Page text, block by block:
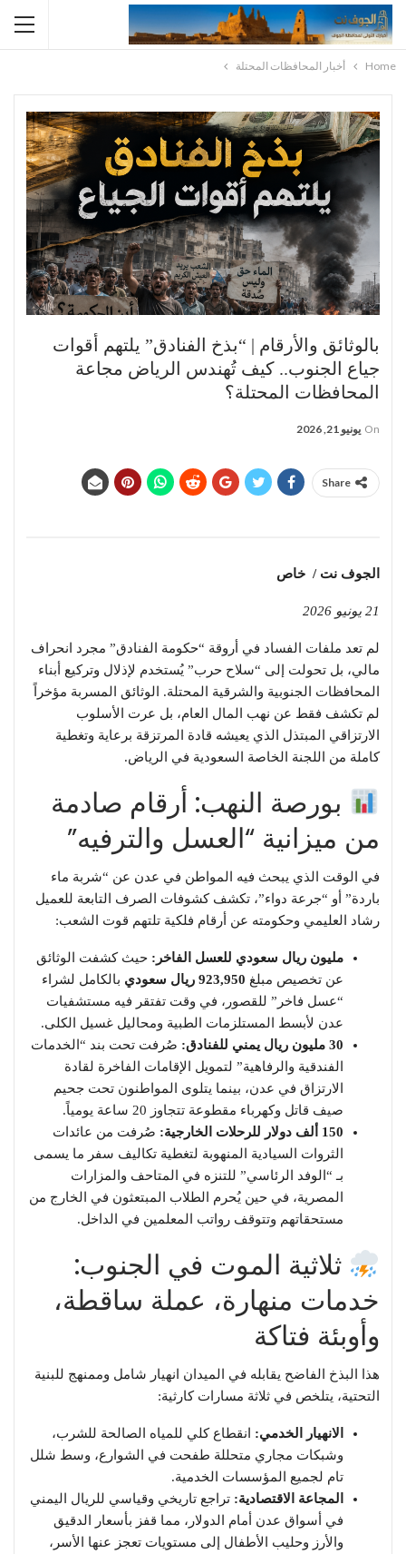
Home أخبار المحافظات المحتلة
بالوثائق والأرقام | “بذخ الفنادق” يلتهم أقوات
جياع الجنوب.. كيف تُهندس الرياض مجاعة
المحافظات المحتلة؟
On يونيو 21, 2026
Share
الجوف نت / خاص
21 يونيو 2026
​لم تعد ملفات الفساد في أروقة “حكومة الفنادق” مجرد انحراف
مالي، بل تحولت إلى “سلاح حرب” يُستخدم لإذلال وتركيع أبناء
المحافظات الجنوبية والشرقية المحتلة. الوثائق المسربة مؤخراً
لم تكشف فقط عن نهب المال العام، بل عرت الأسلوب
الارتزاقي المبتذل الذي يعيشه قادة المرتزقة برعاية وتغطية
كاملة من اللجنة الخاصة السعودية في الرياض.
بورصة النهب: أرقام صادمة
من ميزانية “العسل والترفيه”
​في الوقت الذي يبحث فيه المواطن في عدن عن “شربة ماء
باردة” أو “جرعة دواء”، تكشف كشوفات الصرف التابعة للعميل
رشاد العليمي وحكومته عن أرقام فلكية تلتهم قوت الشعب:
مليون ريال سعودي للعسل الفاخر: حيث كشفت الوثائق
عن تخصيص مبلغ 923,950 ريال سعودي
بالكامل لشراء
“عسل فاخر” للقصور، في وقت تفتقر فيه مستشفيات
عدن لأبسط المستلزمات الطبية ومحاليل غسيل الكلى.
30 مليون ريال يمني للفنادق:
صُرفت تحت بند “الخدمات
الفندقية والرفاهية” لتمويل الإقامات الفاخرة لقادة
الارتزاق في عدن، بينما يتلوى المواطنون تحت جحيم
صيف قاتل وكهرباء مقطوعة تتجاوز 20 ساعة يومياً.
150 ألف دولار للرحلات الخارجية:
صُرفت من عائدات
الثروات السيادية المنهوبة لتغطية تكاليف سفر ما يسمى
بـ “الوفد الرئاسي” للتنزه في المتاحف والمزارات
المصرية، في حين يُحرم الطلاب المبتعثون في الخارج من
مستحقاتهم وتتوقف رواتب المعلمين في الداخل.
ثلاثية الموت في الجنوب:
خدمات منهارة، عملة ساقطة،
وأوبئة فتاكة
​هذا البذخ الفاضح يقابله في الميدان انهيار شامل وممنهج للبنية
التحتية، يتلخص في ثلاثة مسارات كارثية:
الانهيار الخدمي: انقطاع كلي للمياه الصالحة للشرب،
وشبكات مجاري متحللة طفحت في الشوارع، وسط شلل
تام لجميع المؤسسات الخدمية.
المجاعة الاقتصادية: تراجع تاريخي وقياسي للريال اليمني
في أسواق عدن أمام الدولار، مما قفز بأسعار الدقيق
والأرز وحليب الأطفال إلى مستويات تعجز عنها الأسر،